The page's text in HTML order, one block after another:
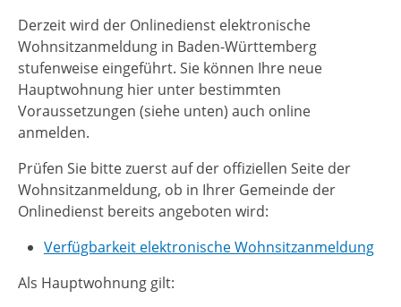
Derzeit wird der Onlinedienst elektronische
Wohnsitzanmeldung in Baden-Württemberg
stufenweise eingeführt. Sie können Ihre neue
Hauptwohnung hier unter bestimmten
Voraussetzungen (siehe unten) auch online
anmelden.
Prüfen Sie bitte zuerst auf der offiziellen Seite der
Wohnsitzanmeldung, ob in Ihrer Gemeinde der
Onlinedienst bereits angeboten wird:
Verfügbarkeit elektronische Wohnsitzanmeldung
Als Hauptwohnung gilt: